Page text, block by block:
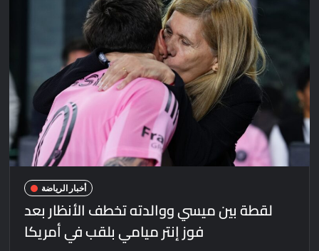
أخبار الرياضة
لقطة بين ميسي ووالدته تخطف الأنظار بعد
فوز إنتر ميامي بلقب في أمريكا